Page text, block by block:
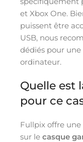
et Xbox One.
puissent être
USB, nous
dédiés pour
ordinateur.
Quelle est
pour ce
Fullpix offre
sur le casque